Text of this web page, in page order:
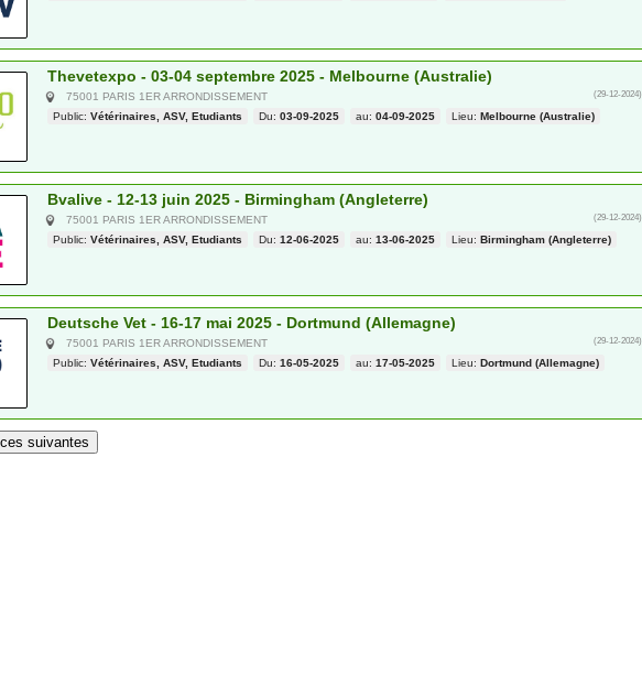
Thevetexpo - 03-04 septembre 2025 - Melbourne (Australie)
75001 PARIS 1ER ARRONDISSEMENT (29-12-2024)
Public: Vétérinaires, ASV, Etudiants Du: 03-09-2025 au: 04-09-2025 Lieu: Melbourne (Australie)
Bvalive - 12-13 juin 2025 - Birmingham (Angleterre)
75001 PARIS 1ER ARRONDISSEMENT (29-12-2024)
Public: Vétérinaires, ASV, Etudiants Du: 12-06-2025 au: 13-06-2025 Lieu: Birmingham (Angleterre)
Deutsche Vet - 16-17 mai 2025 - Dortmund (Allemagne)
75001 PARIS 1ER ARRONDISSEMENT (29-12-2024)
Public: Vétérinaires, ASV, Etudiants Du: 16-05-2025 au: 17-05-2025 Lieu: Dortmund (Allemagne)
suivantes